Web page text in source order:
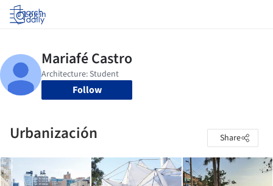
Log in
Follow
Urbanización Share